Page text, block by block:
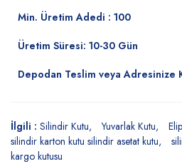
Min. Üretim Adedi : 100
Üretim Süresi: 10-30 Gün
Depodan Teslim veya Adresinize
İlgili : Silindir Kutu Yuvarlak Kutu
silindir karton kutu silindir asetat kutu
kargo kutusu